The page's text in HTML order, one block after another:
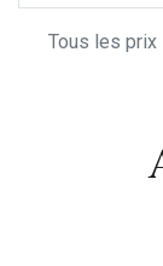
Tous les prix